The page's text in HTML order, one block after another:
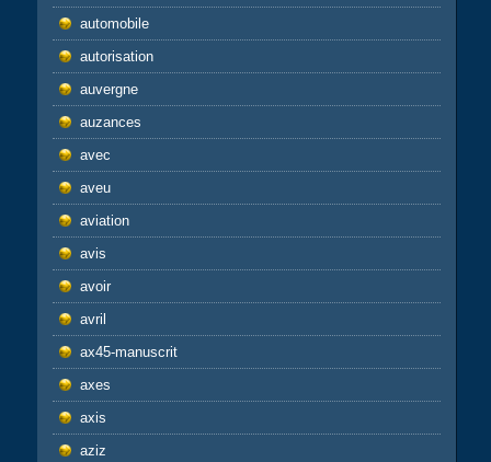
automobile
autorisation
auvergne
auzances
avec
aveu
aviation
avis
avoir
avril
ax45-manuscrit
axes
axis
aziz